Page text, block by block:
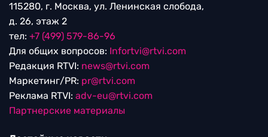
115280, г. Москва, ул. Ленинская слобода,
д. 26, этаж 2
тел: +7 (499) 579-86-96
Для общих вопросов: Infortvi@rtvi.com
Редакция RTVI: news@rtvi.com
Маркетинг/PR: pr@rtvi.com
Реклама RTVI: adv-eu@rtvi.com
Партнерские материалы